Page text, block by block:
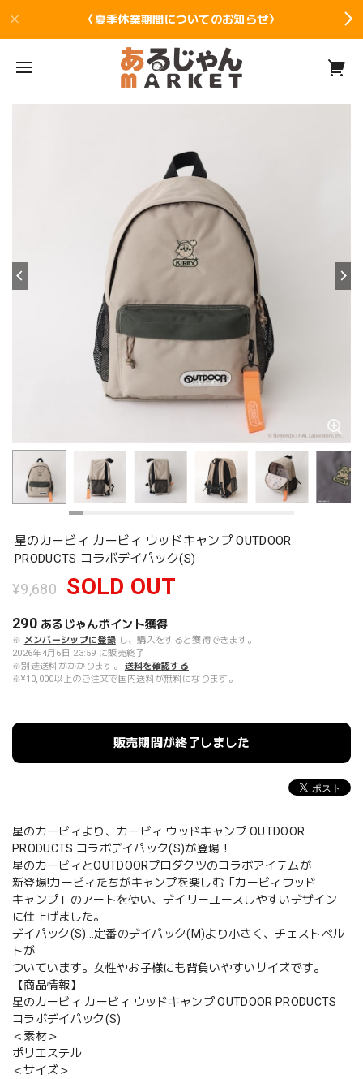
〈夏季休業期間についてのお知らせ〉
星のカービィ カービィ ウッドキャンプ OUTDOOR
PRODUCTS コラボデイパック(S)
¥9,680 SOLD OUT
290 あるじゃんポイント獲得
※ メンバーシップに登録 し、購入をすると獲得できます。
2026年4月6日 23:59 に販売終了
※別途送料がかかります。
送料を確認する
※¥10,000以上のご注文で国内送料が無料になります。
販売期間が終了しました
星のカービィより、カービィ ウッドキャンプ OUTDOOR
PRODUCTS コラボデイパック(S)が登場！
星のカービィとOUTDOORプロダクツのコラボアイテムが
新登場!カービィたちがキャンプを楽しむ「カービィウッド
キャンプ」のアートを使い、デイリーユースしやすいデザイン
に仕上げました。
デイパック(S)…定番のデイパック(M)より小さく、チェストベル
トが
ついています。女性やお子様にも背負いやすいサイズです。
【商品情報】
星のカービィ カービィ ウッドキャンプ OUTDOOR PRODUCTS
コラボデイパック(S)
＜素材＞
ポリエステル
＜サイズ＞